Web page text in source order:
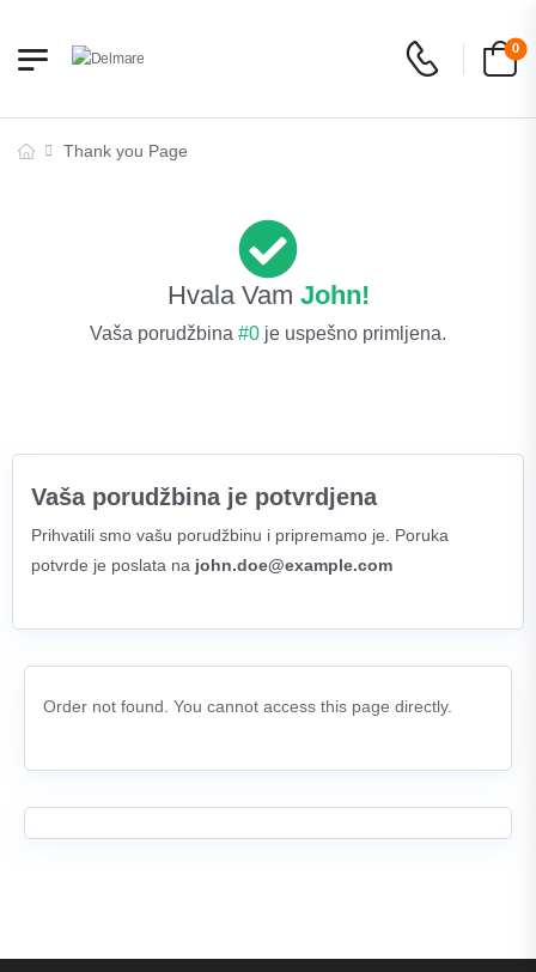
0
Thank you Page
Hvala Vam John!
Vaša porudžbina #0 je uspešno primljena.
Vaša porudžbina je potvrdjena
Prihvatili smo vašu porudžbinu i pripremamo je. Poruka
potvrde je poslata na john.doe@example.com
Order not found. You cannot access this page directly.